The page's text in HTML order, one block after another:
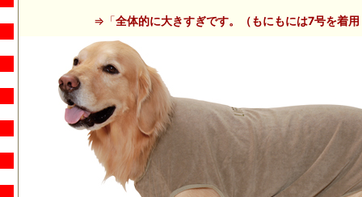
⇒「全体的に大きすぎです。（もにもには7号を着